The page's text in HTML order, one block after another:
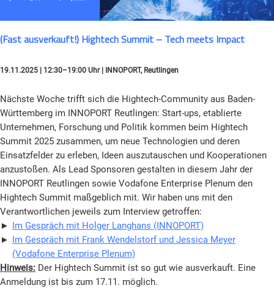
(Fast ausverkauft!) Hightech Summit – Tech meets Impact
19.11.2025 | 12:30–19:00 Uhr | INNOPORT, Reutlingen
Nächste Woche trifft sich die Hightech-Community aus Baden-
Württemberg im INNOPORT Reutlingen: Start-ups, etablierte
Unternehmen, Forschung und Politik kommen beim Hightech
Summit 2025 zusammen, um neue Technologien und deren
Einsatzfelder zu erleben, Ideen auszutauschen und Kooperationen
anzustoßen. Als Lead Sponsoren gestalten in diesem Jahr der
INNOPORT Reutlingen sowie Vodafone Enterprise Plenum den
Hightech Summit maßgeblich mit. Wir haben uns mit den
Verantwortlichen jeweils zum Interview getroffen:
► Im Gespräch mit Holger Langhans (INNOPORT)
► Im Gespräch mit Frank Wendelstorf und Jessica Meyer
(Vodafone Enterprise Plenum)
Hinweis: Der Hightech Summit ist so gut wie ausverkauft. Eine
Anmeldung ist bis zum 17.11. möglich.